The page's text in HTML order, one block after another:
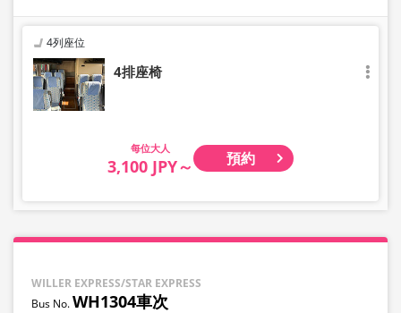
4列座位
4排座椅
大人
3,100 JPY～ 預約
WILLER EXPRESS/STAR EXPRESS
WH1304車次